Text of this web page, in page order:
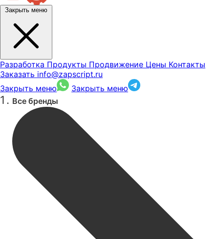
Закрыть меню
Разработка Продукты Продвижение Цены Контакты
Заказать info@zapscript.ru
Закрыть меню
Закрыть меню
Все бренды